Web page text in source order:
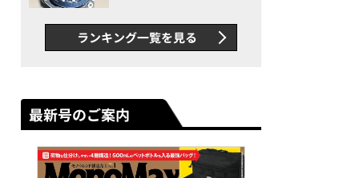
新ムーブメントの衝撃
ランキング一覧を見る
最新号のご案内